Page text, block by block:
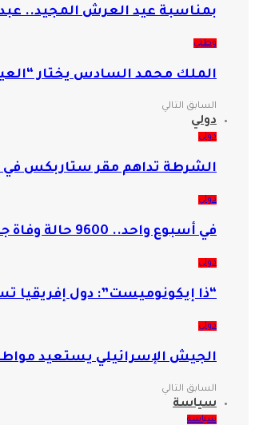
بمناسبة عيد العرش المجيد.. عبد
وطني
الملك محمد السادس يختار
السابق التالي
دولي
دولي
الشرطة تداهم مقر ستاربكس في
دولي
في أسبوع واحد.. 9600 حالة وفاة جراء موجة حر في ألمانيا
دولي
“ذا إيكونوميست”: دول إفريقيا
دولي
الجيش الإسرائيلي يستعيد
السابق التالي
سياسة
سياسة